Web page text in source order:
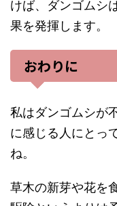
けば、ダンゴムシ
果を発揮します。
おわりに
私はダンゴムシが
に感じる人にとっ
ね。
草木の新芽や花を